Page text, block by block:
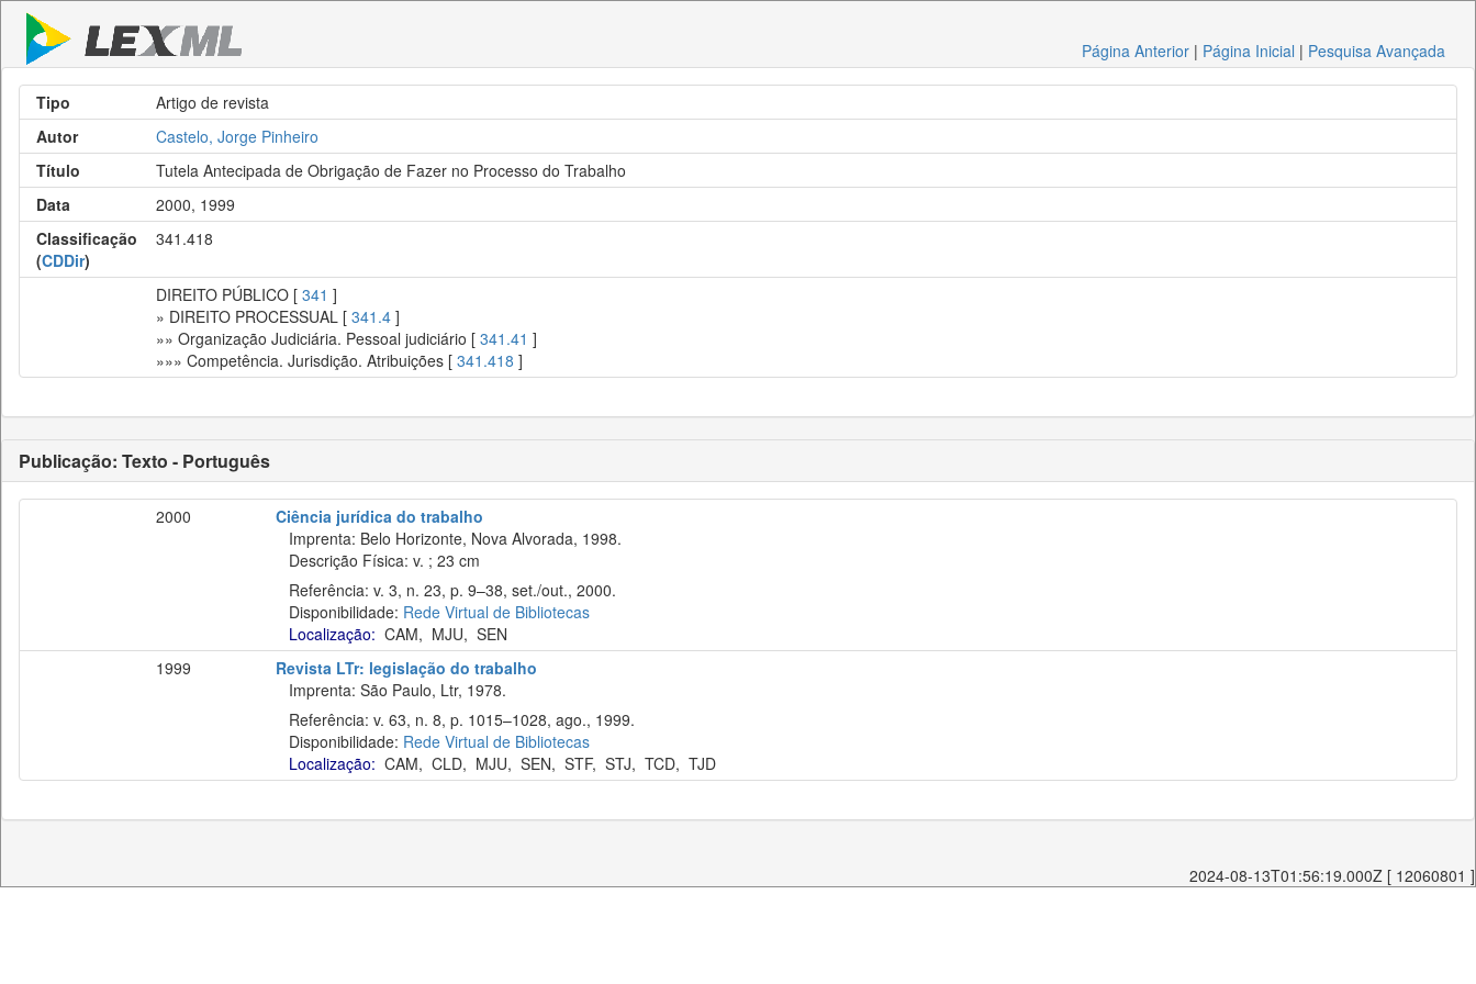
Página Anterior | Página Inicial | Pesquisa Avançada
Tipo
Artigo de revista
Autor
Castelo, Jorge Pinheiro
Título
Tutela Antecipada de Obrigação de Fazer no Processo do Trabalho
Data
2000, 1999
Classificação
(CDDir)
341.418
DIREITO PÚBLICO [ 341 ]
» DIREITO PROCESSUAL [ 341.4 ]
»» Organização Judiciária. Pessoal judiciário [ 341.41 ]
»»» Competência. Jurisdição. Atribuições [ 341.418 ]
Publicação: Texto - Português
2000
Ciência jurídica do trabalho
Imprenta: Belo Horizonte, Nova Alvorada, 1998.
Descrição Física: v. ; 23 cm
Referência: v. 3, n. 23, p. 9–38, set./out., 2000.
Disponibilidade: Rede Virtual de Bibliotecas
Localização: CAM, MJU, SEN
1999
Revista LTr: legislação do trabalho
Imprenta: São Paulo, Ltr, 1978.
Referência: v. 63, n. 8, p. 1015–1028, ago., 1999.
Disponibilidade: Rede Virtual de Bibliotecas
Localização: CAM, CLD, MJU, SEN, STF, STJ, TCD, TJD
2024-08-13T01:56:19.000Z [ 12060801 ]